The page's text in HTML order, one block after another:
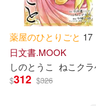
作者 (可複選)
日向夏(135)
ねこクラゲ(48)
薬屋のひと り ごと 17
日文書.MOOK
しのと うこ ねこク
$312 $326